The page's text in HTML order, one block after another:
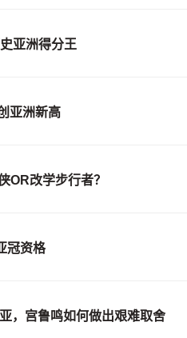
亚洲得分王
亚洲新高
OR改学步行者？
冠资格
，宫鲁鸣如何做出艰难取舍